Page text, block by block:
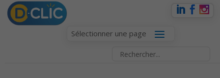
Sélectionner une page